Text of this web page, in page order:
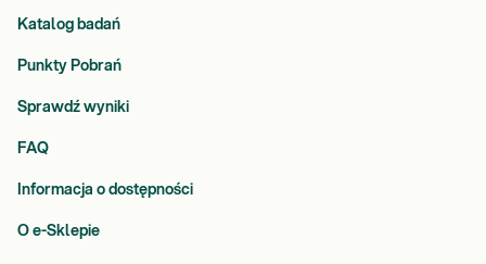
Katalog badań
Punkty Pobrań
Sprawdź wyniki
FAQ
Informacja o dostępności
O e-Sklepie